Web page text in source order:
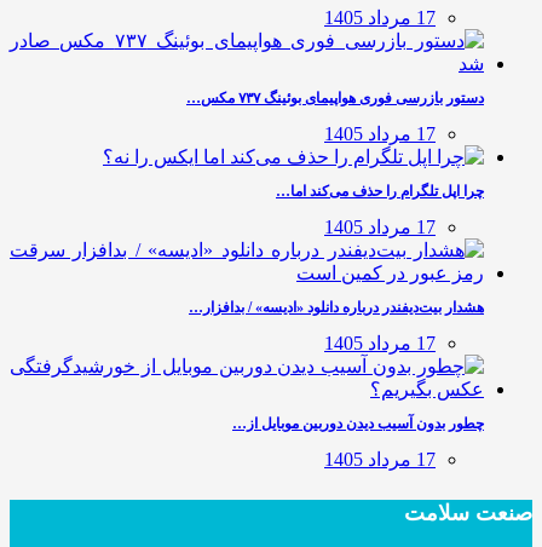
17 مرداد 1405
دستور بازرسی فوری هواپیمای بوئینگ ۷۳۷ مکس…
17 مرداد 1405
چرا اپل تلگرام را حذف می‌کند اما…
17 مرداد 1405
هشدار بیت‌دیفندر درباره دانلود «ادیسه» / بدافزار…
17 مرداد 1405
چطور بدون آسیب دیدن دوربین موبایل از…
17 مرداد 1405
صنعت سلامت